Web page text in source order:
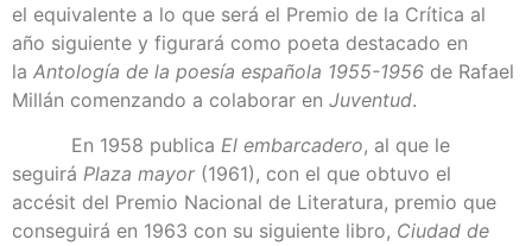
el equivalente a lo que será el Premio de la Crítica al
año siguiente y figurará como poeta destacado en
la Antología de la poesía española 1955-1956 de Rafael
Millán comenzando a colaborar en Juventud.
En 1958 publica El embarcadero, al que le
seguirá Plaza mayor(1961), con el que obtuvo el
accésit del Premio Nacional de Literatura, premio que
conseguirá en 1963 con su siguiente libro, Ciudad de